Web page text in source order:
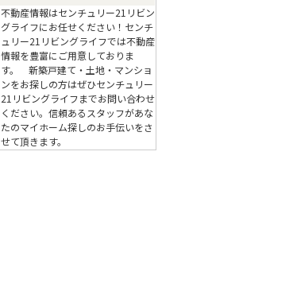
不動産情報はセンチュリー21リビン
グライフにお任せください！センチ
ュリー21リビングライフでは不動産
情報を豊富にご用意しておりま
す。 新築戸建て・土地・マンショ
ンをお探しの方はぜひセンチュリー
21リビングライフまでお問い合わせ
ください。信頼あるスタッフがあな
たのマイホーム探しのお手伝いをさ
せて頂きます。